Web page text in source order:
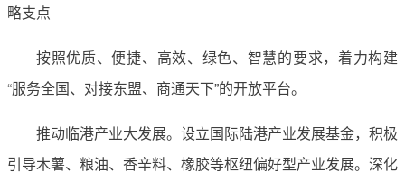
略支点
按照优质、便捷、高效、绿色、智慧的要求，着力构建
“服务全国、对接东盟、商通天下”的开放平台。
推动临港产业大发展。设立国际陆港产业发展基金，积极
引导木薯、粮油、香辛料、橡胶等枢纽偏好型产业发展。深化